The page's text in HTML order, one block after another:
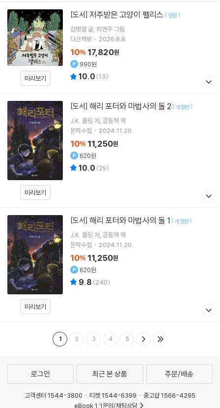
미리보기
[도서] 저주받은 고양이 펠리스 [ 양장]
김명철 글 최연주그림
다산책방
2026.8.8.
10% 17,820원
990원
10.0 (13)
미리보기
[도서] 해리 포터와 마법사의 돌 2 [개정판]
J.K. 롤링 저 강동혁 역
문학수첩
2024.11.20.
10% 11,250원
620원
10.0 (29)
미리보기
[도서] 해리 포터와 마법사의 돌 1 [개정판]
J.K. 롤링 저 강동혁 역
문학수첩
2024.11.20.
10% 11,250원
620원
9.8 (240)
1 2 3 4 5
로그인 최근 본 상품 주문/배송
고객센터 1544-3800 티켓 1544-6399
중고샵 1566-4295
eBook 1:1문의/채팅상담